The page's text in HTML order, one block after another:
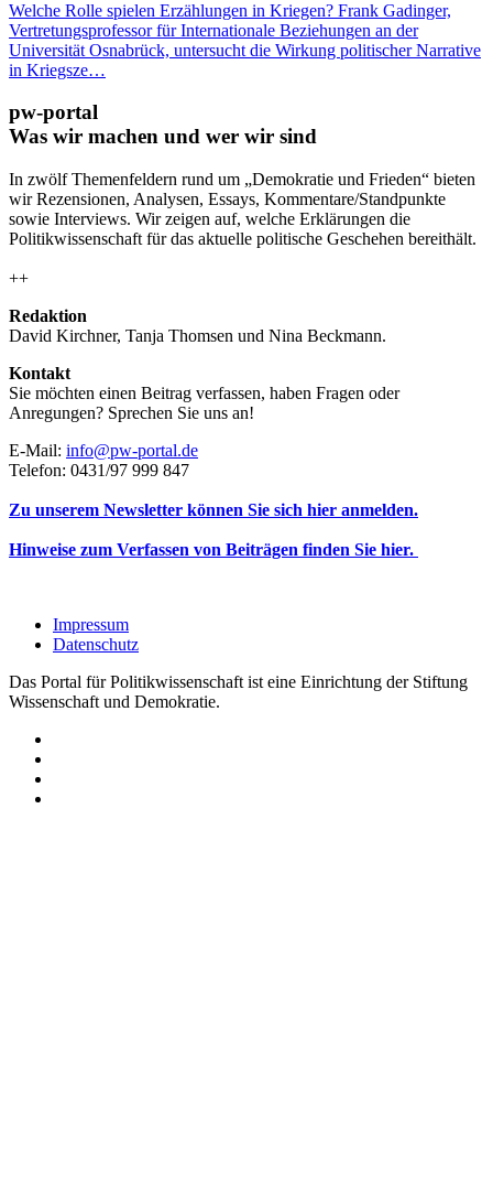
Welche Rolle spielen Erzählungen in Kriegen? Frank Gadinger,
Vertretungsprofessor für Internationale Beziehungen an der
Universität Osnabrück, untersucht die Wirkung politischer Narrative
in Kriegsze…
pw-portal
Was wir machen und wer wir sind
In zwölf Themenfeldern rund um „Demokratie und Frieden“ bieten
wir Rezensionen, Analysen, Essays, Kommentare/Standpunkte
sowie Interviews. Wir zeigen auf, welche Erklärungen die
Politikwissenschaft für das aktuelle politische Geschehen bereithält.
++
Redaktion
David Kirchner, Tanja Thomsen und Nina Beckmann.
Kontakt
Sie möchten einen Beitrag verfassen, haben Fragen oder
Anregungen? Sprechen Sie uns an!
E-Mail: info@pw-portal.de
Telefon: 0431/97 999 847
Zu unserem Newsletter können Sie sich hier anmelden.
Hinweise zum Verfassen von Beiträgen finden Sie hier.
Impressum
Datenschutz
Das Portal für Politikwissenschaft ist eine Einrichtung der Stiftung
Wissenschaft und Demokratie.